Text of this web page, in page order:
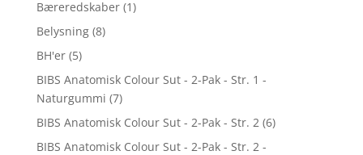
Bæreredskaber (1)
Belysning (8)
BH'er (5)
BIBS Anatomisk Colour Sut - 2-Pak - Str. 1 -
Naturgummi (7)
BIBS Anatomisk Colour Sut - 2-Pak - Str. 2 (6)
BIBS Anatomisk Colour Sut - 2-Pak - Str. 2 -